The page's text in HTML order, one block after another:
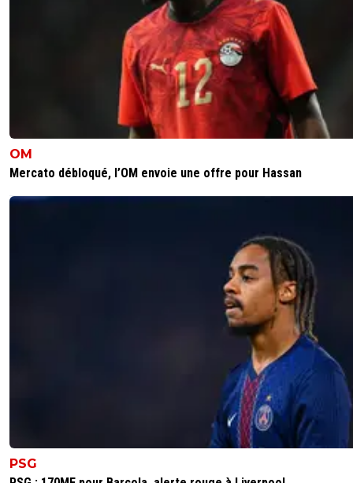
OM
Mercato débloqué, l’OM envoie une offre pour Hassan
PSG